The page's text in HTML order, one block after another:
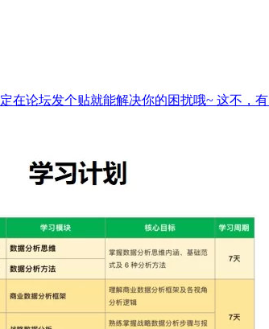
论坛发个贴就能解决你的困扰哦~ 这不，